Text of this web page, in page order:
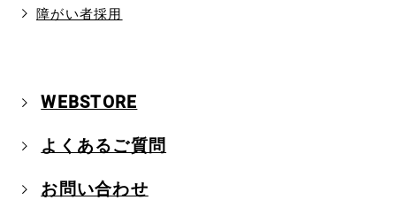
障がい者採用
WEBSTORE
よくあるご質問
お問い合わせ